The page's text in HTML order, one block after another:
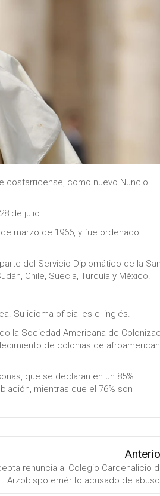
costarricense, como nuevo Nuncio
de julio.
marzo de 1966, y fue ordenado
del Servicio Diplomático de la
Chile, Suecia, Turquía y México.
Su idioma oficial es el inglés.
la Sociedad Americana de
de colonias de
que se declaran en un 85%
mientras que el 76% son
renuncia al Colegio Cardenalicio
Arzobispo emérito acusado de